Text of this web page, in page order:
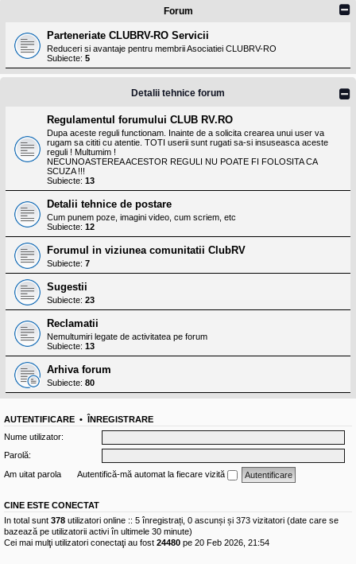
Forum
Parteneriate CLUBRV-RO Servicii
Reduceri si avantaje pentru membrii Asociatiei CLUBRV-RO
Subiecte: 5
Detalii tehnice forum
Regulamentul forumului CLUB RV.RO
Dupa aceste reguli functionam. Inainte de a solicita crearea unui user va
rugam sa cititi cu atentie. TOTI userii sunt rugati sa-si insuseasca aceste
reguli ! Multumim !
NECUNOASTEREA ACESTOR REGULI NU POATE FI FOLOSITA CA
SCUZA !!!
Subiecte: 13
Detalii tehnice de postare
Cum punem poze, imagini video, cum scriem, etc
Subiecte: 12
Forumul in viziunea comunitatii ClubRV
Subiecte: 7
Sugestii
Subiecte: 23
Reclamatii
Nemultumiri legate de activitatea pe forum
Subiecte: 13
Arhiva forum
Subiecte: 80
AUTENTIFICARE •
ÎNREGISTRARE
Nume utilizator:
Parolă:
Am uitat parola
Autentifică-mă automat la fiecare vizită
CINE ESTE CONECTAT
In total sunt 378 utilizatori online :: 5 înregistrați, 0 ascunși și 373 vizitatori (date care se
bazează pe utilizatorii activi în ultimele 30 minute)
Cei mai mulţi utilizatori conectaţi au fost 24480 pe 20 Feb 2026, 21:54